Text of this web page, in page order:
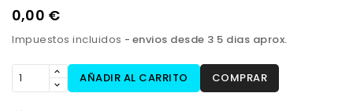
0,00 €
Impuestos incluidos envios desde 3 5 dias aprox.
AÑADIR AL CARRITO COMPRAR